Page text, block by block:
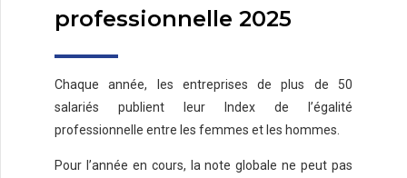
professionnelle 2025
Chaque année, les entreprises de plus de 50
salariés publient leur Index de l’égalité
professionnelle entre les femmes et les hommes.
Pour l’année en cours, la note globale ne peut pas